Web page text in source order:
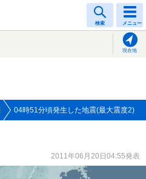
検索 メニュー
現在地
04時51分頃発生した地震(最大震度2)
2011年06月20日04:55発表